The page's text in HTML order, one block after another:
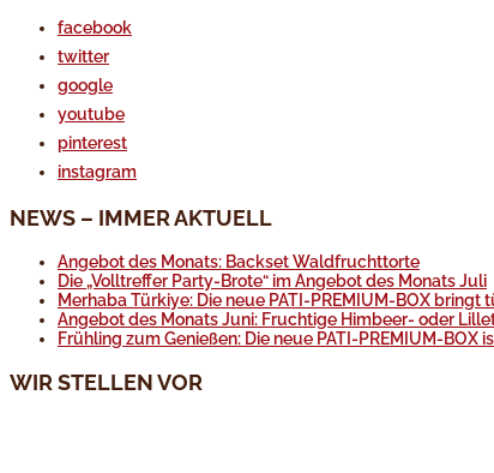
facebook
twitter
google
youtube
pinterest
instagram
NEWS – IMMER AKTUELL
Angebot des Monats: Backset Waldfruchttorte
Die „Volltreffer Party-Brote“ im Angebot des Monats Juli
Merhaba Türkiye: Die neue PATI-PREMIUM-BOX
Angebot des Monats Juni: Fruchtige Himbeer- oder
Frühling zum Genießen: Die neue PATI-PREMIUM-BOX
WIR STELLEN VOR